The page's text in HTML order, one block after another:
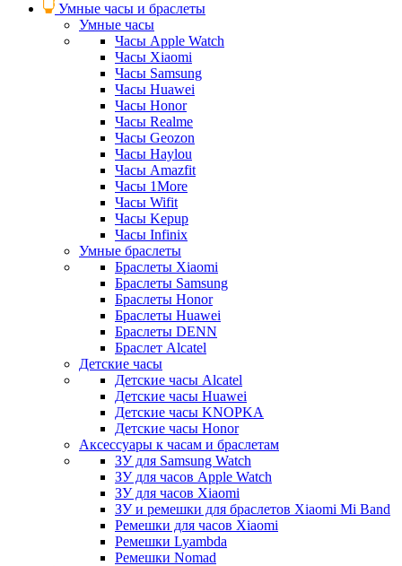
Умные часы и браслеты
Умные часы
Часы Apple Watch
Часы Xiaomi
Часы Samsung
Часы Huawei
Часы Honor
Часы Realme
Часы Geozon
Часы Haylou
Часы Amazfit
Часы 1More
Часы Wifit
Часы Kepup
Часы Infinix
Умные браслеты
Браслеты Xiaomi
Браслеты Samsung
Браслеты Honor
Браслеты Huawei
Браслеты DENN
Браслет Alcatel
Детские часы
Детские часы Alcatel
Детские часы Huawei
Детские часы KNOPKA
Детские часы Honor
Аксессуары к часам и браслетам
ЗУ для Samsung Watch
ЗУ для часов Apple Watch
ЗУ для часов Xiaomi
ЗУ и ремешки для браслетов Xiaomi Mi Band
Ремешки для часов Xiaomi
Ремешки Lyambda
Ремешки Nomad